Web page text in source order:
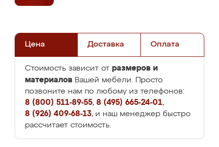
Цена Доставка Оплата
Стоимость зависит от размеров и
материалов Вашей мебели. Просто
позвоните нам по любому из телефонов:
8 (800) 511-89-55, 8 (495) 665-24-01,
8 (926) 409-68-13, и наш менеджер быстро
рассчитает стоимость.